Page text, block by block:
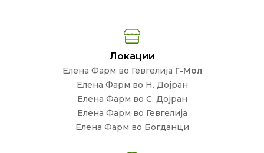
Локации
Елена Фарм во Гевгелија Г-Мол
Елена Фарм во Н. Дојран
Елена Фарм во С. Дојран
Елена Фарм во Гевгелија
Елена Фарм во Богданци